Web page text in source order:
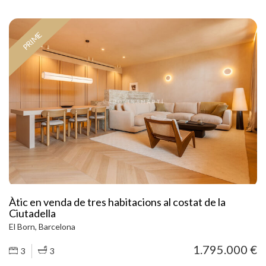
d'adquirir una plaça de pàrquing al costat de la finca, preu no inclòs
al preu. Ofereix moltes possibilitats de reforma ja que la vivenda
està molt ben distribuïda. Truqui'ns per visitar el pis.
PRIME
Àtic en venda de tres habitacions al costat de la
Ciutadella
El Born, Barcelona
3 3 1.795.000 €